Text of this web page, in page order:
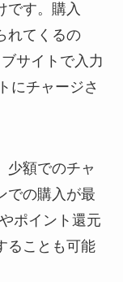
です。購入
れてくるの
サイトで入力
にチャージさ
少額でのチャ
での購入が最
ポイント還元
ることも可能